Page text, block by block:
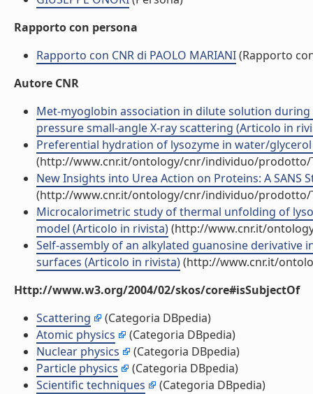
Rapporto con persona
Rapporto con CNR di PAOLO MARIANI(Rapporto
Autore CNR
Met-myoglobin association in dilute solution
pressure small-angle X-ray scattering (Articolo in
Preferential hydration of lysozyme in water/
(http://www.cnr.it/ontology/cnr/individuo/prodotto/
New Insights into Urea Action on Proteins: A SANS
(http://www.cnr.it/ontology/cnr/individuo/prodotto/
Microcalorimetric study of thermal unfolding of
model (Articolo in rivista)(http://www.cnr.it/
Self-assembly of an alkylated guanosine
surfaces (Articolo in rivista)(http://www.cnr.it/
Http://www.w3.org/2004/02/skos/core#isSubjectOf
Scattering
(Categoria DBpedia)
Atomic physics
(Categoria DBpedia)
Nuclear physics
(Categoria DBpedia)
Particle physics
(Categoria DBpedia)
Scientific techniques
(Categoria DBpedia)